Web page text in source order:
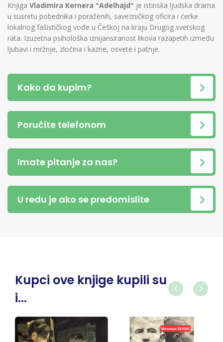
Knjiga Vladimira Kernera "Adelhajd" je istinska ljudska drama
u susretu pobednika i poraženih, savezničkog oficira i ćerke
lokalnog fašističkog vođe u Češkoj na kraju Drugog svetskog
rata. Izuzetna psihološka iznijansiranost likova razapetih između
ljubavi i mržnje, zločina i kazne, osvete i patnje.
Kako da kupim?
Poručite telefonom
Imate pitanje za nas?
U redu je ako se predomislite
Kupci ove knjige kupili su
i...